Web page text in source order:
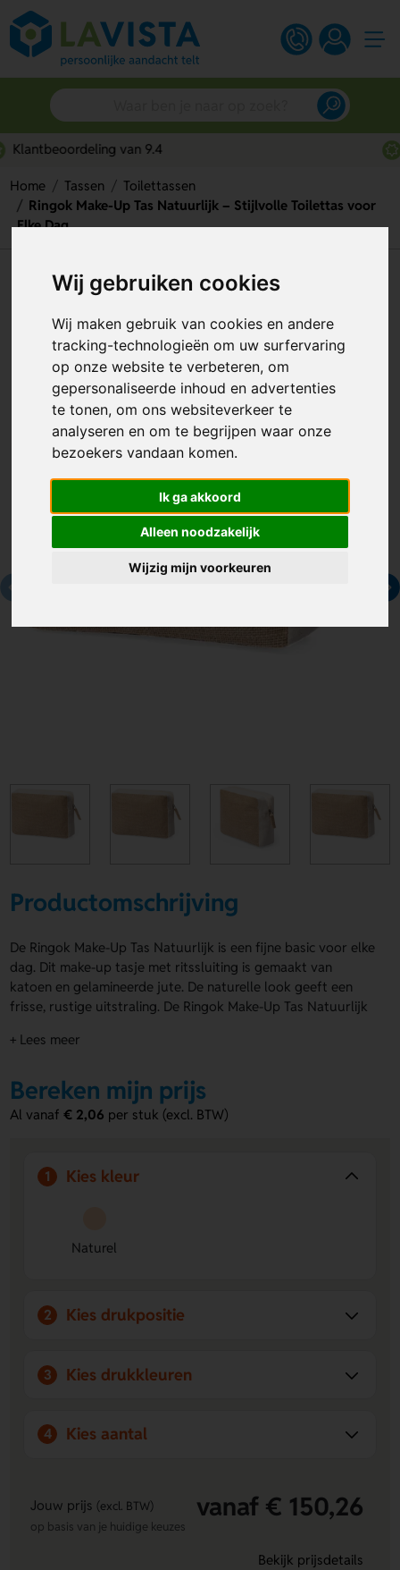
Wij gebruiken cookies
Wij maken gebruik van cookies en andere
tracking-technologieën om uw surfervaring
op onze website te verbeteren, om
gepersonaliseerde inhoud en advertenties
te tonen, om ons websiteverkeer te
analyseren en om te begrijpen waar onze
bezoekers vandaan komen.
Ik ga akkoord
Alleen noodzakelijk
Wijzig mijn voorkeuren
Snelle persoonlijke service
Home Tassen
Toilettassen
Ringok Make-Up Tas Natuurlijk – Stijlvolle Toilettas voor
Elke Dag
Ringok Make-Up Tas Natuurlijk
– Stijlvolle Toilettas voor Elke
Dag
Artikelnummer:306752
Productomschrijving
De Ringok Make-Up Tas Natuurlijk is een fijne basic voor elke
dag. Dit make-up tasje met ritssluiting is gemaakt van
katoen en gelamineerde jute. De naturelle look geeft een
frisse, rustige uitstraling. De Ringok Make-Up Tas Natuurlijk
voorzijde bedrukken met een logo, naam of eigen ontwerp.
op.
Voordelen van de Ringok Make-Up Tas
Compact en handig in gebruik
- Ideaal voor make-up
en kleine spulletjes onderweg.
Natuurlijke uitstraling
+ Lees meer
Bereken mijn prijs
Al vanaf€ 2,06 per stuk (excl. BTW)
1 Kies kleur
Naturel
2 Kies drukpositie
3 Kies drukkleuren
4 Kies aantal
Jouw prijs (excl. BTW) vanaf € 150,26
op basis van je huidige keuzes
Bekijk prijsdetails